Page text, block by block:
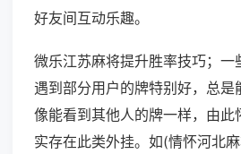
好友间互动乐趣。
微乐江苏麻将提升胜率技巧；一
遇到部分用户的牌特别好，总是
像能看到其他人的牌一样，由此
实存在此类外挂。如(情怀河北